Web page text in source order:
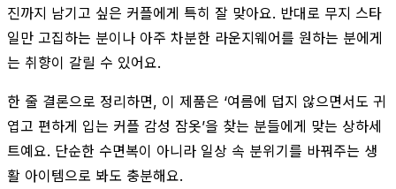
진까지 남기고 싶은 커플에게 특히 잘 맞아요. 반대로 무지 스타
일만 고집하는 분이나 아주 차분한 라운지웨어를 원하는 분에게
는 취향이 갈릴 수 있어요.
한 줄 결론으로 정리하면, 이 제품은 ‘여름에 덥지 않으면서도 귀
엽고 편하게 입는 커플 감성 잠옷’을 찾는 분들에게 맞는 상하세
트예요. 단순한 수면복이 아니라 일상 속 분위기를 바꿔주는 생
활 아이템으로 봐도 충분해요.